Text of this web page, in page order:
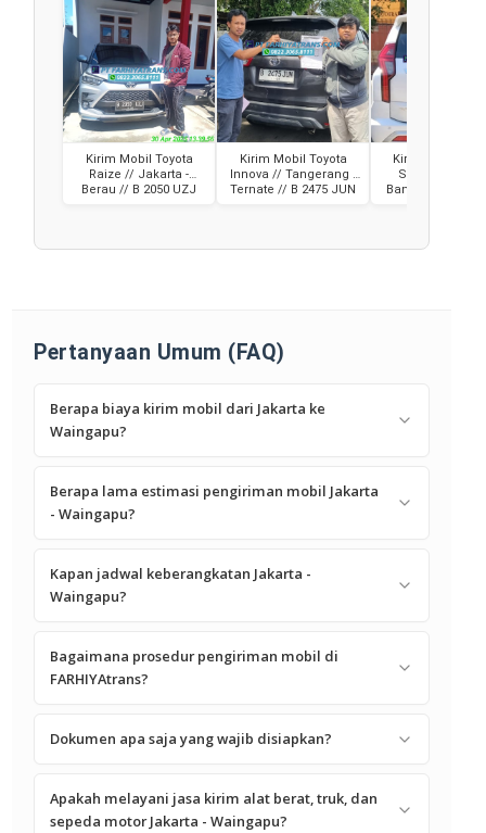
Kirim Mobil Toyota
Raize // Jakarta -
Berau // B 2050 UZJ
Kirim Mobil Toyota
Innova // Tangerang -
Ternate // B 2475 JUN
Kirim Mobil
Sport //
Banjarmasin // B
Pertanyaan Umum (FAQ)
Berapa biaya kirim mobil dari Jakarta ke
Waingapu?
Berapa lama estimasi pengiriman mobil Jakarta
- Waingapu?
Kapan jadwal keberangkatan Jakarta -
Waingapu?
Bagaimana prosedur pengiriman mobil di
FARHIYAtrans?
Dokumen apa saja yang wajib disiapkan?
Apakah melayani jasa kirim alat berat, truk, dan
sepeda motor Jakarta - Waingapu?